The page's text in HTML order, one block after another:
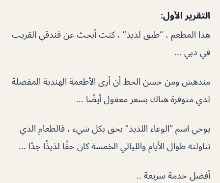
التقرير الأول:
هذا المطعم ، “طبق لذيذ” ، كنت أبحث عن فندقي القريب
في دبي …
مندهش ومن حسن الحظ أن أرى الأطعمة الهندية المفضلة
لدي متوفرة هناك بسعر معقول أيضًا …
يوحي اسم “الوعاء اللذيذ” بحق بكل شيء ، فالطعام الذي
تناولته طوال الأيام والليالي الخمسة كان حقًا لذيذًا جدًا …
أفضل خدمة سريعة ..